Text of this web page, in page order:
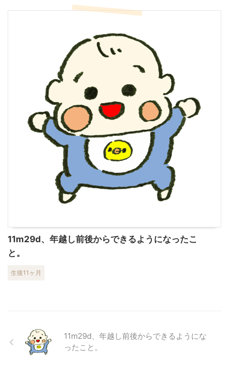
11m29d、年越し前後からできるようになったこ
と。
生後11ヶ月
11m29d、年越し前後からできるようにな
ったこと。